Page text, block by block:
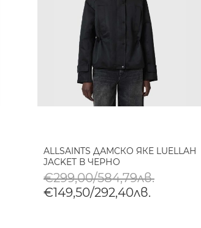
ALLSAINTS ДАМСКО ЯКЕ LUELLAH
JACKET В ЧЕРНО
€299,00/584,79лв.
€149,50/292,40лв.